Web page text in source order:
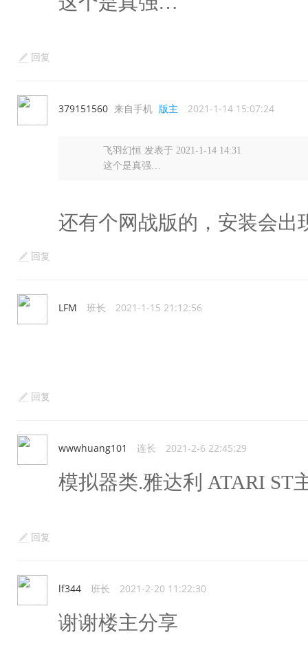
回复
379151560 来自手机 版主 2021-1-14 15:07:24
飞羽幻恒 发表于 2021-1-14 14:31
这个是真强…
还有个网战版的，安装会出
回复
LFM 班长 2021-1-15 21:12:56
回复
wwwhuang101 连长 2021-2-6 22:45:29
模拟器类.雅达利 ATARI ST
回复
lf344 班长 2021-2-20 11:22:30
谢谢楼主分享